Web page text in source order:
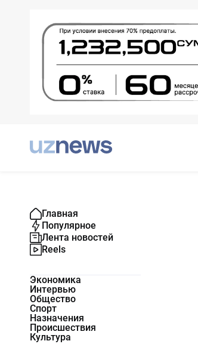
Главная
Популярное
Лента новостей
Reels
Экономика
Интервью
Общество
Спорт
Назначения
Происшествия
Культура